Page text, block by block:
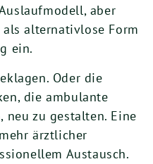
aber
alternativlose Form
ein.
Oder die
die ambulante
neu zu gestalten. Eine
ärztlicher
Austausch.